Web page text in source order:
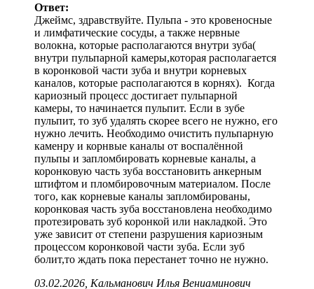
Ответ:
Джеймс, здравствуйте. Пульпа - это кровеносные
и лимфатические сосуды, а также нервные
волокна, которые располагаются внутри зуба(
внутри пульпарной камеры,которая располагается
в коронковой части зуба и внутри корневых
каналов, которые располагаются в корнях). Когда
кариозный процесс достигает пульпарной
камеры, то начинается пульпит. Если в зубе
пульпит, то зуб удалять скорее всего не нужно, его
нужно лечить. Необходимо очистить пульпарную
каменру и корнвые каналы от воспалённой
пульпы и запломбировать корневые каналы, а
коронковую часть зуба восстановить анкерным
штифтом и пломбировочным материалом. После
того, как корневые каналы запломбированы,
коронковая часть зуба восстановлена необходимо
протезировать зуб коронкой или накладкой. Это
уже зависит от степени разрушения кариозным
процессом коронковой части зуба. Если зуб
болит,то ждать пока перестанет точно не нужно.
03.02.2026, Кальманович Илья Вениаминович